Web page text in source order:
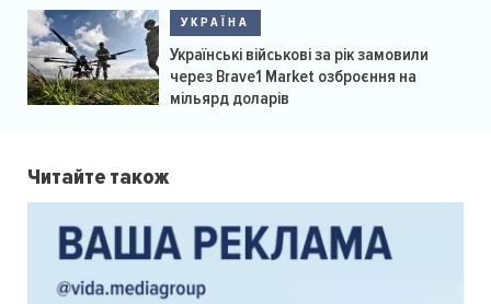
УКРАЇНА
Українські військові за рік замовили
через Brave1 Market озброєння на
мільярд доларів
Читайте також